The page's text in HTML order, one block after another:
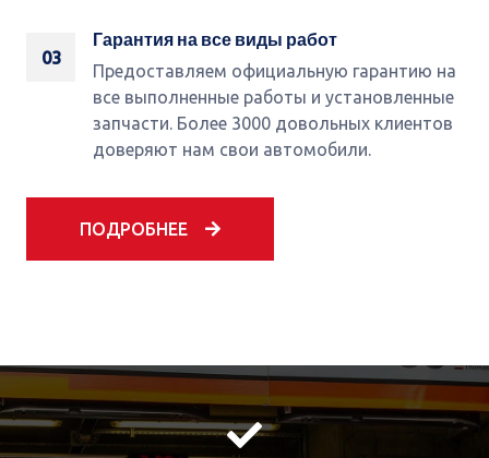
03
Гарантия на все виды работ
Предоставляем официальную гарантию на
все выполненные работы и установленные
запчасти. Более 3000 довольных клиентов
доверяют нам свои автомобили.
ПОДРОБНЕЕ